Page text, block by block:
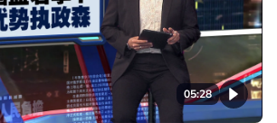
05:28